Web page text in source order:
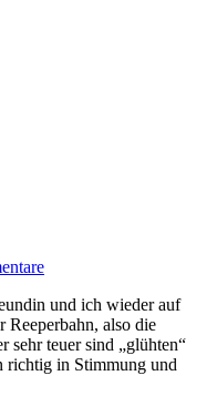
und ich wieder auf
Reeperbahn, also die
sehr teuer sind „glühten“
richtig in Stimmung und